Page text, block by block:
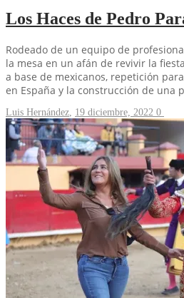
Los Haces de Pedro
Rodeado de un equipo de
la mesa en un afán de revivir la
a base de mexicanos, repetición
en España y la construcción de una
Luis Hernández 19 diciembre, 2022 0